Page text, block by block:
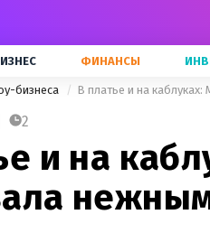
ФИНАНСЫ
бизнеса В платье и на
2
и на